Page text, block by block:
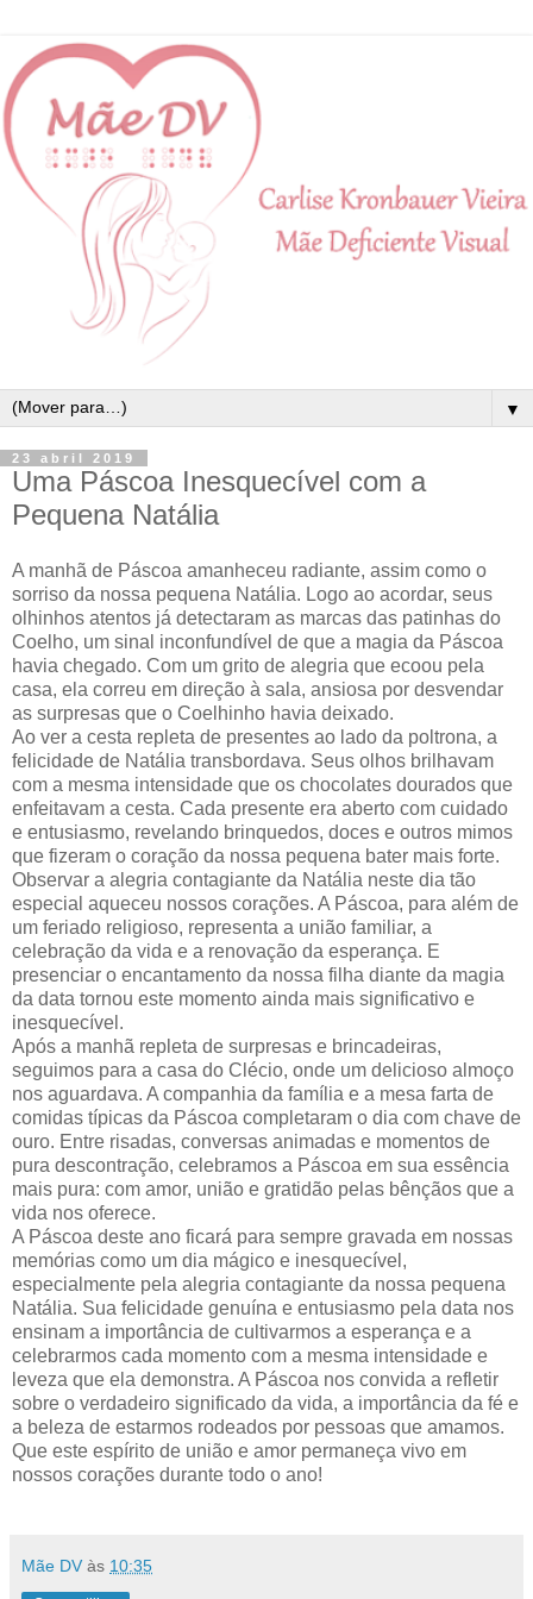
▼
23 abril 2019
Uma Páscoa Inesquecível com a
Pequena Natália
A manhã de Páscoa amanheceu radiante, assim como o
sorriso da nossa pequena Natália. Logo ao acordar, seus
olhinhos atentos já detectaram as marcas das patinhas do
Coelho, um sinal inconfundível de que a magia da Páscoa
havia chegado. Com um grito de alegria que ecoou pela
casa, ela correu em direção à sala, ansiosa por desvendar
as surpresas que o Coelhinho havia deixado.
Ao ver a cesta repleta de presentes ao lado da poltrona, a
felicidade de Natália transbordava. Seus olhos brilhavam
com a mesma intensidade que os chocolates dourados que
enfeitavam a cesta. Cada presente era aberto com cuidado
e entusiasmo, revelando brinquedos, doces e outros mimos
que fizeram o coração da nossa pequena bater mais forte.
Observar a alegria contagiante da Natália neste dia tão
especial aqueceu nossos corações. A Páscoa, para além de
um feriado religioso, representa a união familiar, a
celebração da vida e a renovação da esperança. E
presenciar o encantamento da nossa filha diante da magia
da data tornou este momento ainda mais significativo e
inesquecível.
Após a manhã repleta de surpresas e brincadeiras,
seguimos para a casa do Clécio, onde um delicioso almoço
nos aguardava. A companhia da família e a mesa farta de
comidas típicas da Páscoa completaram o dia com chave de
ouro. Entre risadas, conversas animadas e momentos de
pura descontração, celebramos a Páscoa em sua essência
mais pura: com amor, união e gratidão pelas bênçãos que a
vida nos oferece.
A Páscoa deste ano ficará para sempre gravada em nossas
memórias como um dia mágico e inesquecível,
especialmente pela alegria contagiante da nossa pequena
Natália. Sua felicidade genuína e entusiasmo pela data nos
ensinam a importância de cultivarmos a esperança e a
celebrarmos cada momento com a mesma intensidade e
leveza que ela demonstra. A Páscoa nos convida a refletir
sobre o verdadeiro significado da vida, a importância da fé e
a beleza de estarmos rodeados por pessoas que amamos.
Que este espírito de união e amor permaneça vivo em
nossos corações durante todo o ano!
Mãe DV às 10:35